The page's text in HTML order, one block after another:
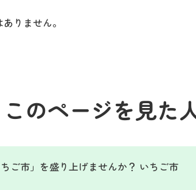
りません。
このページを見た
ご市」を盛り上げませんか？ いちご市